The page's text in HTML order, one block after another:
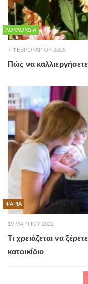
ΛΟΥΛΟΎΔΙΑ
7 ΦΕΒΡΟΥΑΡΊΟΥ 2026
Πώς να καλλιεργήσετε
ΨΆΡΙΑ
19 ΜΑΡΤΊΟΥ 2022
Τι χρειάζεται να
κατοικίδιο